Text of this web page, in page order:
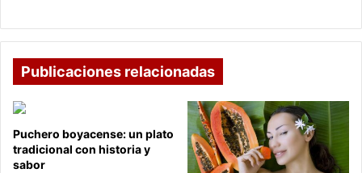
Publicaciones relacionadas
Puchero boyacense: un plato
tradicional con historia y
sabor